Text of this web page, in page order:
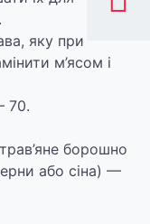
яку при
м’ясом і
70.
борошно
або сіна) —